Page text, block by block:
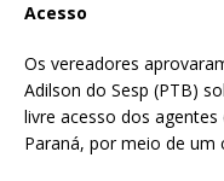
Acesso
Os vereadores
Adilson do Sesp (PTB)
livre acesso dos agentes
Paraná, por meio de um